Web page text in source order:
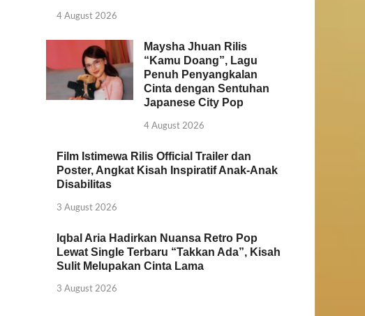
4 August 2026
Maysha Jhuan Rilis
“Kamu Doang”, Lagu
Penuh Penyangkalan
Cinta dengan Sentuhan
Japanese City Pop
4 August 2026
Film Istimewa Rilis Official Trailer dan
Poster, Angkat Kisah Inspiratif Anak-Anak
Disabilitas
3 August 2026
Iqbal Aria Hadirkan Nuansa Retro Pop
Lewat Single Terbaru “Takkan Ada”, Kisah
Sulit Melupakan Cinta Lama
3 August 2026